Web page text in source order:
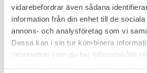
vidarebefordrar även sådana
information från din enhet till de
annons- och analysföretag som vi
Dessa kan i sin tur kombinera
information som du har tillhandahållit
Välkommen till 7A kontorshotell!
Läs mer